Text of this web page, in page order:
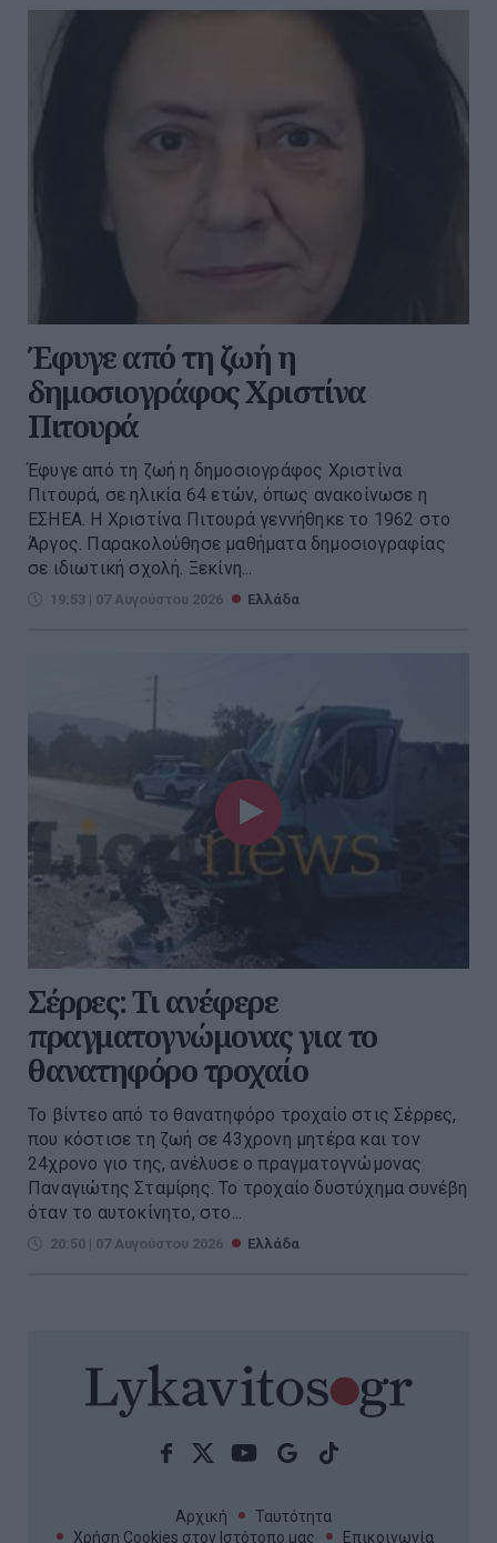
Έφυγε από τη ζωή η
δημοσιογράφος Χριστίνα
Πιτουρά
Έφυγε από τη ζωή η δημοσιογράφος Χριστίνα
Πιτουρά, σε ηλικία 64 ετών, όπως ανακοίνωσε η
ΕΣΗΕΑ. Η Χριστίνα Πιτουρά γεννήθηκε το 1962 στο
Άργος. Παρακολούθησε μαθήματα δημοσιογραφίας
σε ιδιωτική σχολή. Ξεκίνη...
19:53 | 07 Αυγούστου 2026 Ελλάδα
Σέρρες: Τι ανέφερε
πραγματογνώμονας για το
θανατηφόρο τροχαίο
Το βίντεο από το θανατηφόρο τροχαίο στις Σέρρες,
που κόστισε τη ζωή σε 43χρονη μητέρα και τον
24χρονο γιο της, ανέλυσε ο πραγματογνώμονας
Παναγιώτης Σταμίρης. Το τροχαίο δυστύχημα συνέβη
όταν το αυτοκίνητο, στο...
20:50 | 07 Αυγούστου 2026 Ελλάδα
Αρχική
Ταυτότητα
Χρήση Cookies στον Ιστότοπο μας
Επικοινωνία